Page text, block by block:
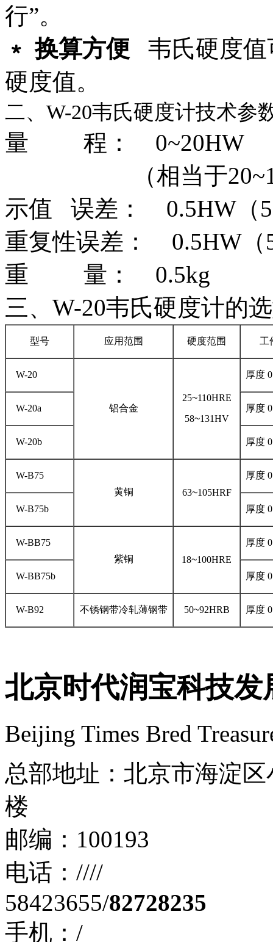
行”。
﹡ 换算方便 韦氏硬度值
硬度值。
二、W-20韦氏硬度计技术参
量 程： 0~20HW
（相当于
示值 误差： 0.5HW（
重复性误差： 0.5HW（
重 量： 0.5kg
三、W-20韦氏硬度计的
型号 应用范围 硬度范围 工
W-20
铝合金
25~110HRE
58~131HV
厚度
W-20a 厚度
W-20b 厚度
W-B75
黄铜
63~105HRF
厚度
W-B75b 厚度
W-BB75
紫铜
18~100HRE
厚度
W-BB75b 厚度
W-B92 不锈钢带冷轧薄钢带 50~92HRB 厚度
北京时代润宝科技
Beijing Times Bred
总部地址：北京市海淀
楼
邮编：100193
电话：////
58423655/82728235
手机：/